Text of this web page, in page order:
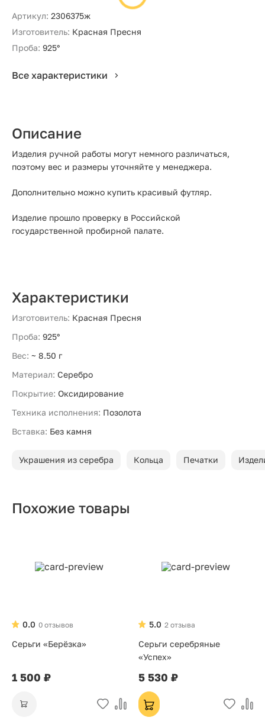
Артикул: 2306375ж
Изготовитель: Красная Пресня
Проба: 925°
Все характеристики
Описание
Изделия ручной работы могут немного различаться,
поэтому вес и размеры уточняйте у менеджера.
Дополнительно можно купить красивый футляр.
Изделие прошло проверку в Российской
государственной пробирной палате.
Характеристики
Изготовитель: Красная Пресня
Проба: 925°
Вес: ~ 8.50 г
Материал: Серебро
Покрытие: Оксидирование
Техника исполнения: Позолота
Вставка: Без камня
Украшения из серебра Кольца Печатки
Похожие товары
0 отзывов
0.0
Серьги «Берёзка»
1 500 ₽
2 отзыва
5.0
Серьги серебряные
«Успех»
5 530 ₽